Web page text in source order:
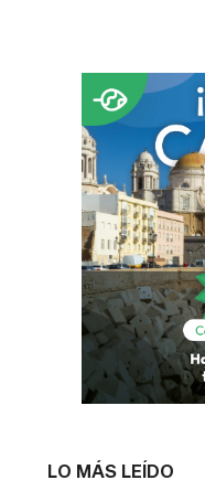
LO MÁS LEÍDO